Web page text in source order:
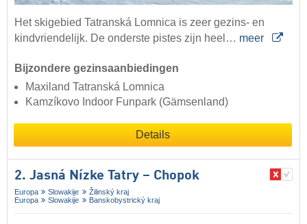
Het skigebied Tatranská Lomnica is zeer gezins- en
kindvriendelijk. De onderste pistes zijn heel… meer
Bijzondere gezinsaanbiedingen
Maxiland Tatranská Lomnica
Kamzíkovo Indoor Funpark (Gämsenland)
Details
2. Jasná Nízke Tatry – Chopok
Europa Slowakije
Žilinský kraj
Europa
Slowakije Banskobystrický kraj